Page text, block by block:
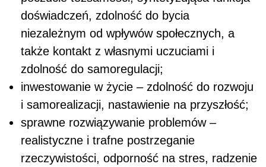
doświadczeń, zdolność do bycia
niezależnym od wpływów społecznych, a
także kontakt z własnymi uczuciami i
zdolność do samoregulacji;
inwestowanie w życie – zdolność do rozwoju
i samorealizacji, nastawienie na przyszłość;
sprawne rozwiązywanie problemów –
realistyczne i trafne postrzeganie
rzeczywistości, odporność na stres, radzenie